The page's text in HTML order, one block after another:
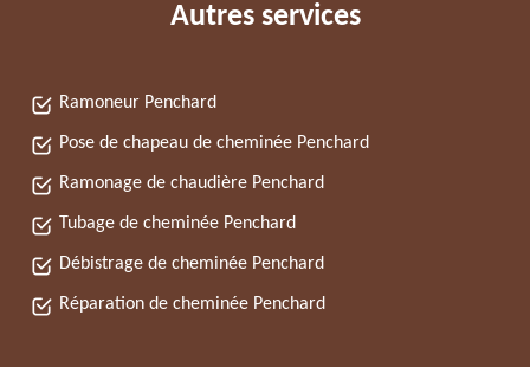
Autres services
Ramoneur Penchard
Pose de chapeau de cheminée Penchard
Ramonage de chaudière Penchard
Tubage de cheminée Penchard
Débistrage de cheminée Penchard
Réparation de cheminée Penchard